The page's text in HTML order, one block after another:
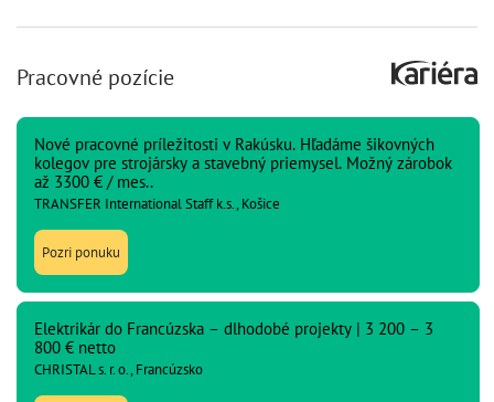
Pracovné pozície
Nové pracovné príležitosti v Rakúsku. Hľadáme šikovných
kolegov pre strojársky a stavebný priemysel. Možný zárobok
až 3300 € / mes..
TRANSFER International Staff k.s., Košice
Pozri ponuku
Elektrikár do Francúzska – dlhodobé projekty | 3 200 – 3
800 € netto
CHRISTAL s. r. o., Francúzsko